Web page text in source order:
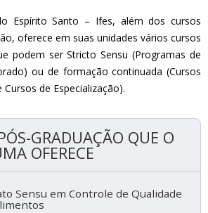
Espírito Santo – Ifes, além dos cursos
oferece em suas unidades vários cursos
podem ser Stricto Sensu (Programas de
ou de formação continuada (Cursos
de Especialização).
GRADUAÇÃO QUE O
OFERECE
Sensu em Controle de Qualidade